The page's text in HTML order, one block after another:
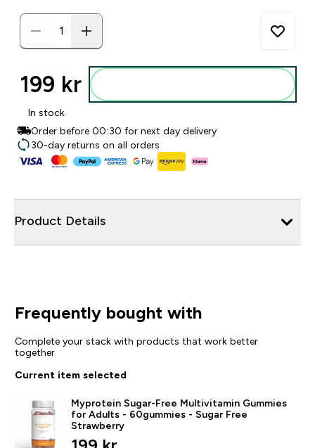
199 kr‎
In stock
Order before 00:30 for next day delivery
30-day returns on all orders
Product Details
Frequently bought with
Complete your stack with products that work better
together
Current item selected
Myprotein Sugar-Free Multivitamin Gummies
for Adults - 60gummies - Sugar Free
Strawberry